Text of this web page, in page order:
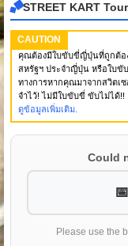
STREET KART
CAUTION
คุณต้องมีใบขับขี่ญี่ปุ่นที่ถูกต้อ
สหรัฐฯ ประจำญี่ปุ่น หรือใบขั
ทางการหากคุณมาจากสวิตเซ
จำไว้! ไม่มีใบขับขี่ ขับไม่ได้!!
ดูข้อมูลเพิ่มเติม.
Could
Please use the